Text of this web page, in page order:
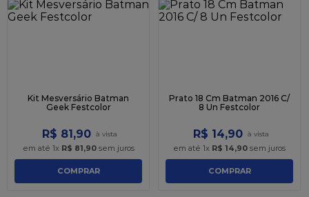
Kit Mesversário Batman
Geek Festcolor
R$ 81,90
em até 1x R$ 81,90sem juros
COMPRAR
Prato 18 Cm Batman 2016 C/
8 Un Festcolor
R$ 14,90
em até 1x R$ 14,90 sem juros
COMPRAR
9º
caixa kraft